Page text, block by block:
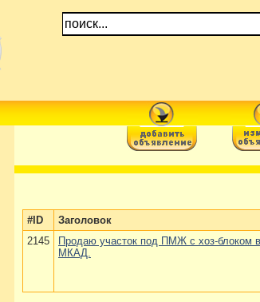
#ID Заголовок
2145
Продаю участок под ПМЖ с хоз-блоком
МКАД.